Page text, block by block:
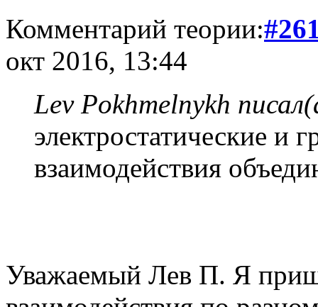
Комментарий теории:
окт 2016, 13:44
Lev Pokhmelnykh
электростатические и
взаимодействия
Уважаемый Лев П. Я